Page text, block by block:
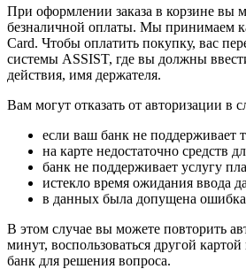
При оформлении заказа в корзине вы
безналичной оплаты. Мы принимаем
Card. Чтобы оплатить покупку, вас
системы ASSIST, где вы должны
действия, имя держателя.
Вам могут отказать от авторизации в
если ваш банк не поддерживает
на карте недостаточно средств
банк не поддерживает услугу
истекло время ожидания ввода
в данных была допущена
В этом случае вы можете повторить
минут, воспользоваться другой
банк для решения вопроса.